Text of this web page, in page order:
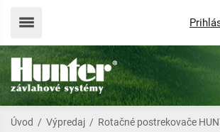
Úvod / Výpredaj / Rotačné postrekovače